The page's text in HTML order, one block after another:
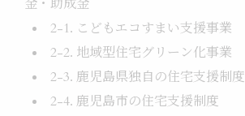
金・助成金
2-1. こどもエコすまい支援事業
2-2. 地域型住宅グリーン化事業
2-3. 鹿児島県独自の住宅支援制度
2-4. 鹿児島市の住宅支援制度